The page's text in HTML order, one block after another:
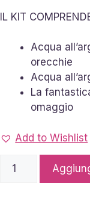
IL KIT
Acqua
orecchie
Acqua
La
omaggio
Add to Wishlist
Acqua